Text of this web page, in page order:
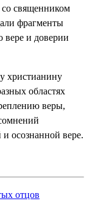
священником
фрагменты
вере и доверии
христианину
областях
веры,
и осознанной вере.
отцов